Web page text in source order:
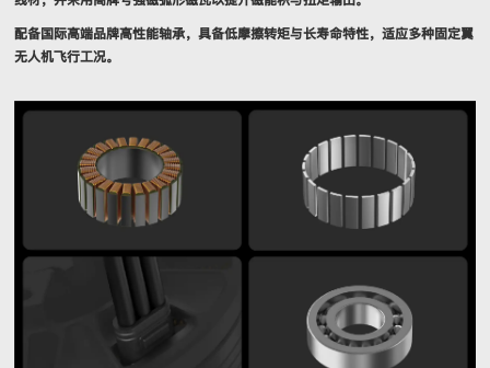
配备国际高端品牌高性能轴承，具备低摩擦转矩与长寿命特性，适应多种固定翼
无人机飞行工况。